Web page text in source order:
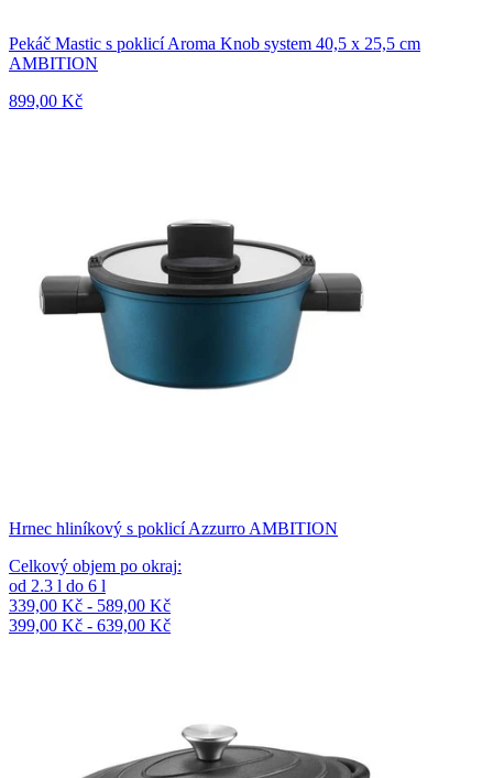
Pekáč Mastic s poklicí Aroma Knob system 40,5 x 25,5 cm
AMBITION
899,00 Kč
Hrnec hliníkový s poklicí Azzurro AMBITION
Celkový objem po okraj:
od 2.3 l do 6 l
339,00 Kč - 589,00 Kč
399,00 Kč - 639,00 Kč